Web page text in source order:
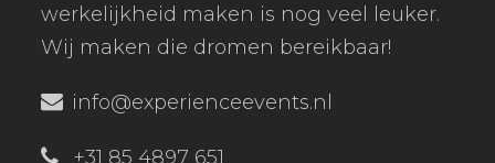
werkelijkheid maken is nog veel leuker.
Wij maken die dromen bereikbaar!
info@experienceevents.nl
+31 85 4897 651